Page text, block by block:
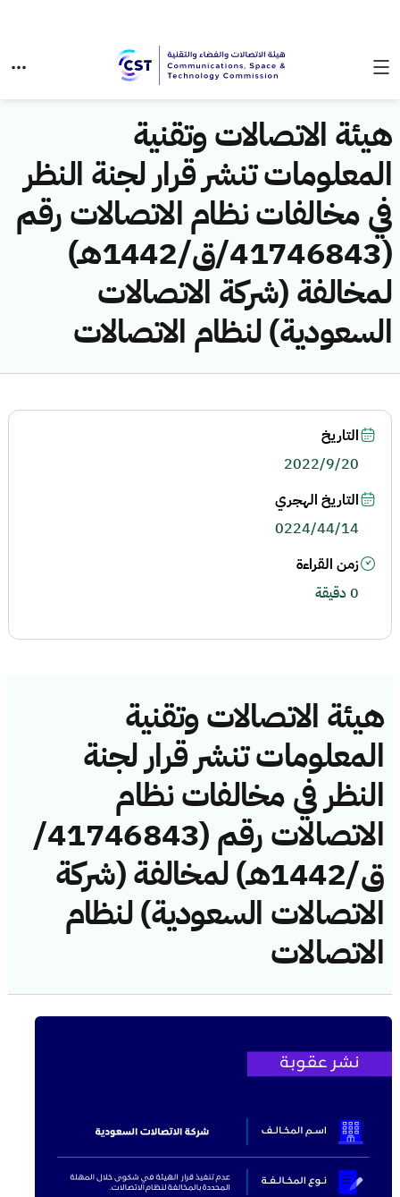
هيئة الاتصالات وتقنية
المعلومات تنشر قرار لجنة النظر
في مخالفات نظام الاتصالات رقم
(41746843/ق/1442هـ)
لمخالفة (شركة الاتصالات
السعودية) لنظام الاتصالات
هيئة الاتصالات وتقنية
المعلومات تنشر قرار لجنة
النظر في مخالفات نظام
الاتصالات رقم (41746843/
ق/1442هـ) لمخالفة (شركة
الاتصالات السعودية) لنظام
الاتصالات
التاريخ
2022/9/20
التاريخ الهجري
0224/44/14
زمن القراءة
0 دقيقة